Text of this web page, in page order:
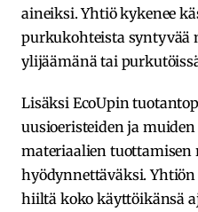
aineiksi. Yhtiö kykenee
purkukohteista syntyvää
ylijäämänä tai
Lisäksi EcoUpin
uusioeristeiden ja
materiaalien tuottamisen
hyödynnettäväksi.
hiiltä koko käyttöikänsä